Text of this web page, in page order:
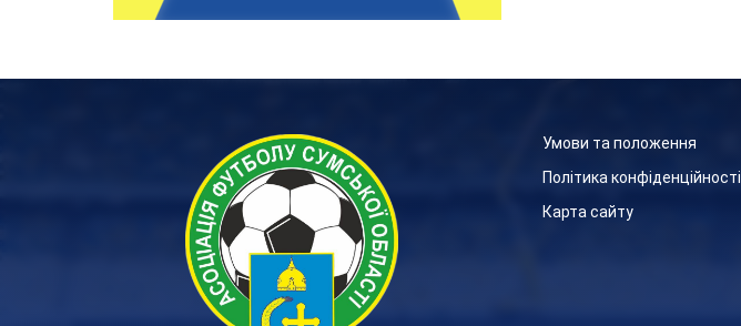
Умови та положення
Політика конфіденційності
Карта сайту